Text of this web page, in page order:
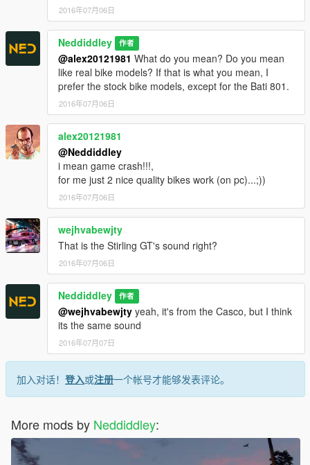
2016年07月06日
Neddiddley 作者
@alex20121981 What do you mean? Do you mean
like real bike models? If that is what you mean, I
prefer the stock bike models, except for the Bati 801.
2016年07月06日
alex20121981
@Neddiddley
i mean game crash!!!,
for me just 2 nice quality bikes work (on pc)...;))
2016年07月06日
wejhvabewjty
That is the Stirling GT's sound right?
2016年07月06日
Neddiddley 作者
@wejhvabewjty yeah, it's from the Casco, but I think
its the same sound
2016年07月07日
加入对话！ 登入或注册一个帐号才能够发表评论。
More mods by Neddiddley: